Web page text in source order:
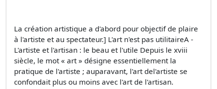
La création artistique a d'abord pour objectif de plaire
à l'artiste et au spectateur.] L'art n'est pas utilitaireA -
L'artiste et l'artisan : le beau et l'utile Depuis le xviii
siècle, le mot « art » désigne essentiellement la
pratique de l'artiste ; auparavant, l'art del'artiste se
confondait plus ou moins avec l'art de l'artisan.